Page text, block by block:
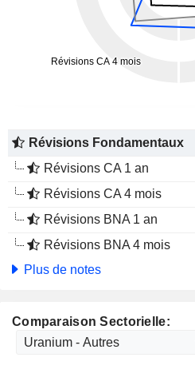
Révisions Fondamentaux
Révisions CA 1 an
Révisions CA 4 mois
Révisions BNA 1 an
Révisions BNA 4 mois
Plus de notes
Comparaison Sectorielle: